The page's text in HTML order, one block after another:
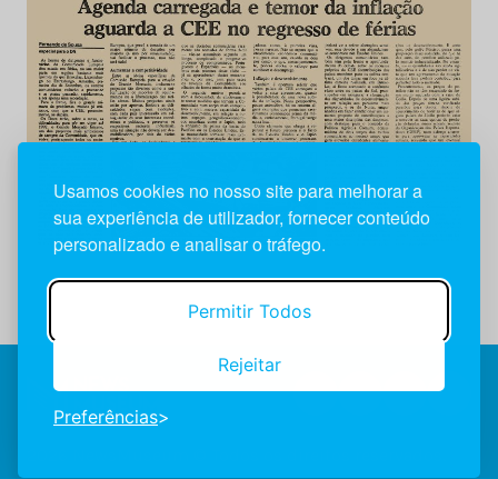
Usamos cookies no nosso site para melhorar a
sua experiência de utilizador, fornecer conteúdo
personalizado e analisar o tráfego.
Permitir Todos
Rejeitar
Preferências